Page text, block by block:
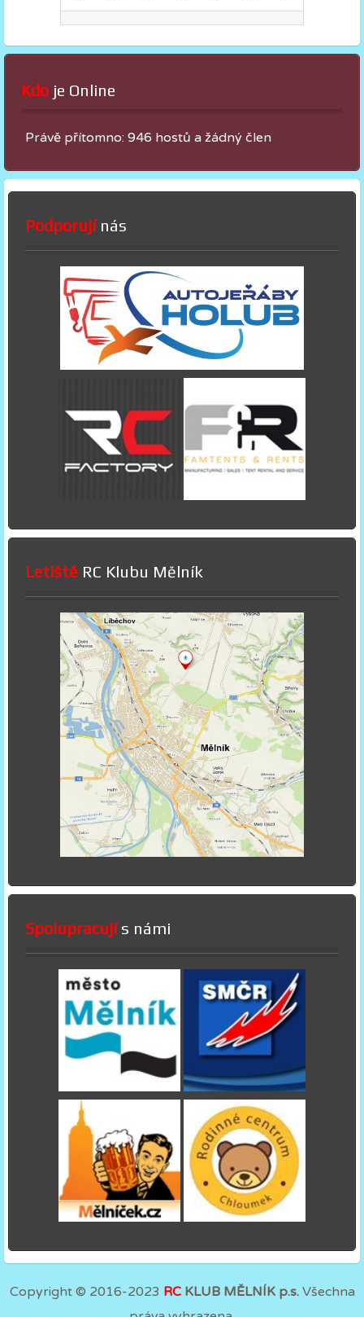
Kdo je Online
Právě přítomno: 946 hostů a žádný člen
Podporujínás
Letiště RC Klubu Mělník
Spolupracujís námi
Copyright © 2016-2023 RC KLUB MĚLNÍK p.s.Všechna